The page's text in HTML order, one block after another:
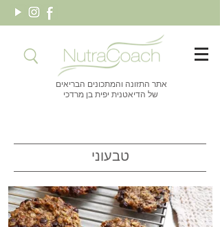
אתר התזונה והמתכונים הבריאים
של הדיאטנית יפית בן מרדכי
טבעוני